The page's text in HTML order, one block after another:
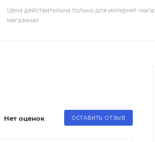
Цена действительна только для интернет-
магазинах
Нет оценок ОСТАВИТЬ ОТЗЫВ